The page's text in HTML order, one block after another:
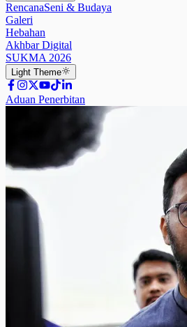
RencanaSeni & Budaya
Galeri
Hebahan
Akhbar Digital
SUKMA 2026
Light Theme
Aduan Penerbitan